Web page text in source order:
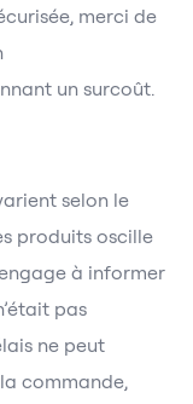
merci de
un surcoût.
selon le
produits oscille
à informer
pas
ne peut
commande,